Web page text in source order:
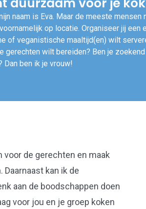
naam is Eva. Maar de meeste
op locatie. Organiseer jij een
of veganistische maaltijd(en) wilt
gerechten wilt bereiden? Ben je
Dan ben ik je vrouw!
voor de gerechten en maak
kan ik de
aan de boodschappen doen
voor jou en je groep koken